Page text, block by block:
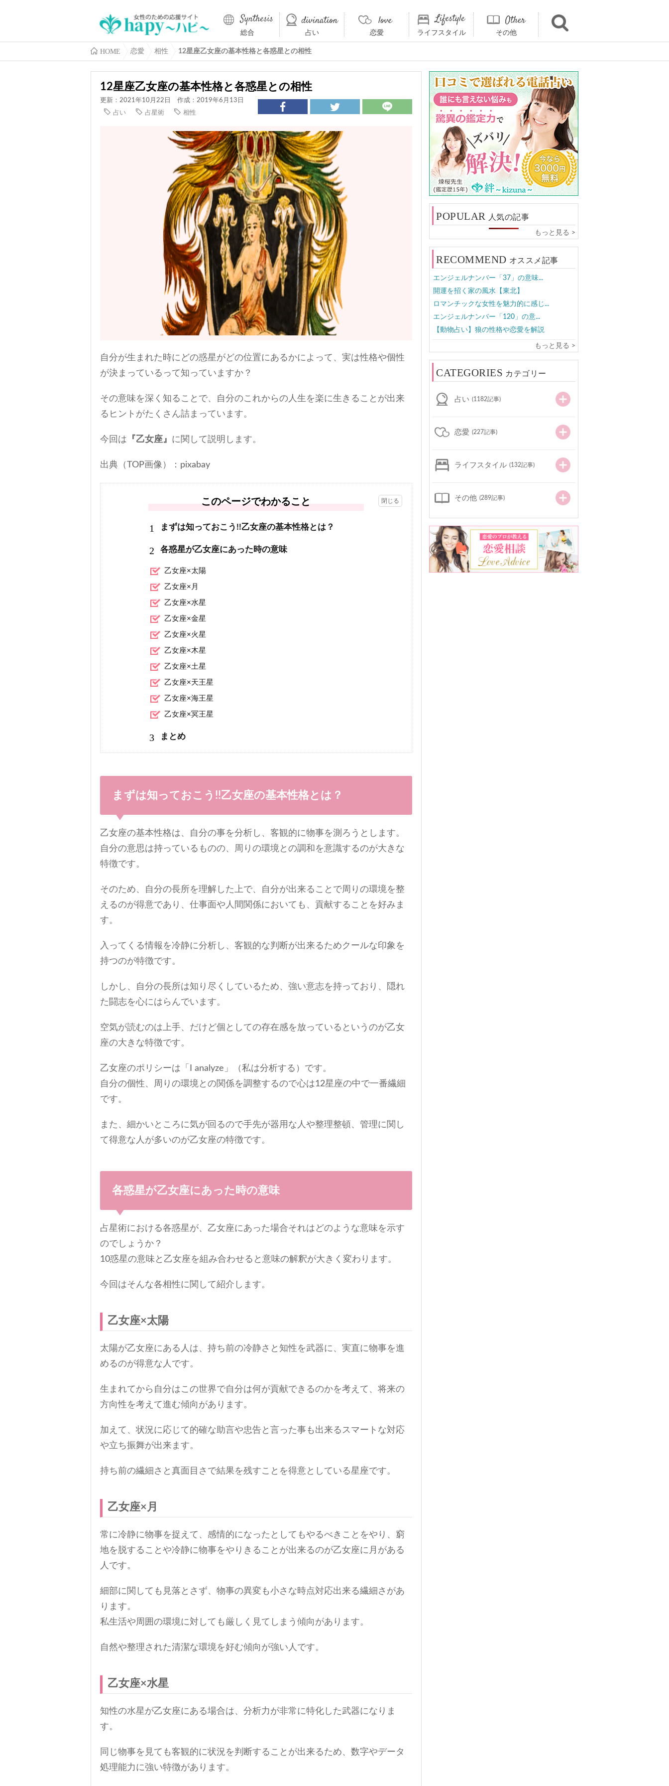
総合 占い 恋愛 ライフスタイル その他
HOME 恋愛 相性 12星座乙女座の基本性格と各惑星との相性
12星座乙女座の基本性格と各惑星との相性
更新：2021年10月22日
作成：2019年6月13日
占い
占星術 相性
自分が生まれた時にどの惑星がどの位置にあるかによって、実は性格や個性
が決まっているって知っていますか？
その意味を深く知ることで、自分のこれからの人生を楽に生きることが出来
るヒントがたくさん詰まっています。
今回は 『乙女座』 に関して説明します。
出典（TOP画像）：pixabay
このページでわかること
1 まずは知っておこう!!乙女座の基本性格とは？
2 各惑星が乙女座にあった時の意味
乙女座×太陽
乙女座×月
乙女座×水星
乙女座×金星
乙女座×火星
乙女座×木星
乙女座×土星
乙女座×天王星
乙女座×海王星
乙女座×冥王星
3 まとめ
まずは知っておこう!!乙女座の基本性格とは？
乙女座の基本性格は、自分の事を分析し、客観的に物事を測ろうとします。
自分の意思は持っているものの、周りの環境との調和を意識するのが大きな
特徴です。
そのため、自分の長所を理解した上で、自分が出来ることで周りの環境を整
えるのが得意であり、仕事面や人間関係においても、貢献することを好みま
す。
入ってくる情報を冷静に分析し、客観的な判断が出来るためクールな印象を
持つのが特徴です。
しかし、自分の長所は知り尽くしているため、強い意志を持っており、隠れ
た闘志を心にはらんでいます。
空気が読むのは上手、だけど個としての存在感を放っているというのが乙女
座の大きな特徴です。
乙女座のポリシーは「I analyze」（私は分析する）です。
自分の個性、周りの環境との関係を調整するので心は12星座の中で一番繊細
です。
また、細かいところに気が回るので手先が器用な人や整理整頓、管理に関し
て得意な人が多いのが乙女座の特徴です。
各惑星が乙女座にあった時の意味
占星術における各惑星が、乙女座にあった場合それはどのような意味を示す
のでしょうか？
10惑星の意味と乙女座を組み合わせると意味の解釈が大きく変わります。
今回はそんな各相性に関して紹介します。
乙女座×太陽
太陽が乙女座にある人は、持ち前の冷静さと知性を武器に、実直に物事を進
めるのが得意な人です。
生まれてから自分はこの世界で自分は何が貢献できるのかを考えて、将来の
方向性を考えて進む傾向があります。
加えて、状況に応じて的確な助言や忠告と言った事も出来るスマートな対応
や立ち振舞が出来ます。
持ち前の繊細さと真面目さで結果を残すことを得意としている星座です。
乙女座×月
常に冷静に物事を捉えて、感情的になったとしてもやるべきことをやり、窮
地を脱することや冷静に物事をやりきることが出来るのが乙女座に月がある
人です。
細部に関しても見落とさず、物事の異変も小さな時点対応出来る繊細さがあ
ります。
私生活や周囲の環境に対しても厳しく見てしまう傾向があります。
自然や整理された清潔な環境を好む傾向が強い人です。
乙女座×水星
知性の水星が乙女座にある場合は、分析力が非常に特化した武器になりま
す。
同じ物事を見ても客観的に状況を判断することが出来るため、数字やデータ
処理能力に強い特徴があります。
POPULAR 人気の記事
もっと見る >
RECOMMEND オススメ記事
エンジェルナンバー「37」の意味...
開運を招く家の風水【東北】
ロマンチックな女性を魅力的に感じ...
エンジェルナンバー「120」の意...
【動物占い】狼の性格や恋愛を解説
もっと見る >
CATEGORIES カテゴリー
占い (1182記事)
恋愛 (227記事)
ライフスタイル (132記事)
その他 (289記事)